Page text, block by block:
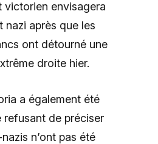
victorien envisagera
nazi après que les
ont détourné une
droite hier.
a également été
de préciser
n’ont pas été